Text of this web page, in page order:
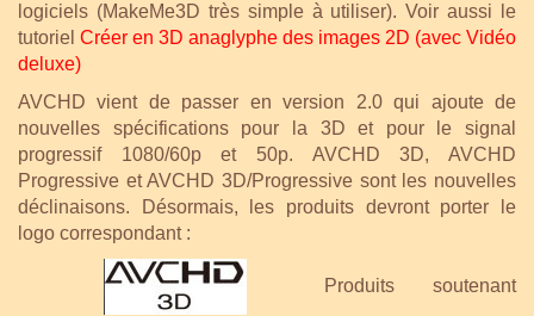
logiciels (MakeMe3D très simple à utiliser). Voir aussi le
tutoriel Créer en 3D anaglyphe des images 2D (avec Vidéo
deluxe)
AVCHD vient de passer en version 2.0 qui ajoute de
nouvelles spécifications pour la 3D et pour le signal
progressif 1080/60p et 50p. AVCHD 3D, AVCHD
Progressive et AVCHD 3D/Progressive sont les nouvelles
déclinaisons. Désormais, les produits devront porter le
logo correspondant :
Produits soutenant